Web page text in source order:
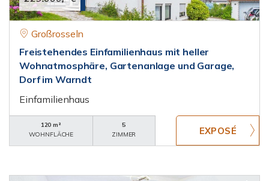
Großrosseln
Freistehendes Einfamilienhaus mit heller
Wohnatmosphäre, Gartenanlage und Garage,
Dorf im Warndt
Einfamilienhaus
120 m²
WOHNFLÄCHE
5
ZIMMER